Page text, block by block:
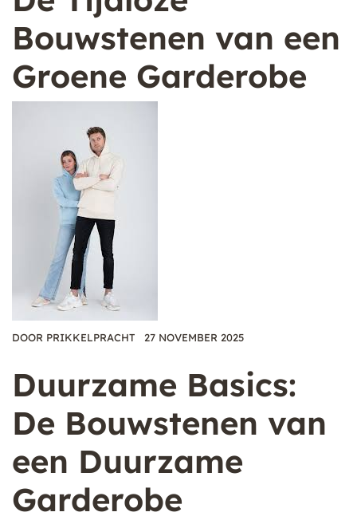
Bouwstenen van een
Groene Garderobe
DOOR PRIKKELPRACHT 27 NOVEMBER 2025
Duurzame Basics:
De Bouwstenen van
een Duurzame
Garderobe